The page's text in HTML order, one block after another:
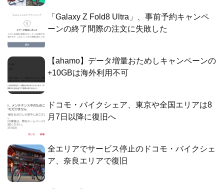
「Galaxy Z Fold8 Ultra」、事前予約キャンペ
ーンの終了間際の注文に失敗した
【ahamo】データ増量おためしキャンペーンの
+10GBは海外利用不可
ドコモ・バイクシェア、東京や全国エリアは8
月7日以降に復旧へ
全エリアでサービス停止のドコモ・バイクシェ
ア、奈良エリアで復旧